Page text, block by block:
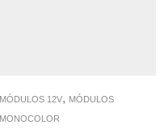
MÓDULOS 12V, MÓDULOS
MONOCOLOR